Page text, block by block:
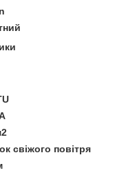
свіжого повітря